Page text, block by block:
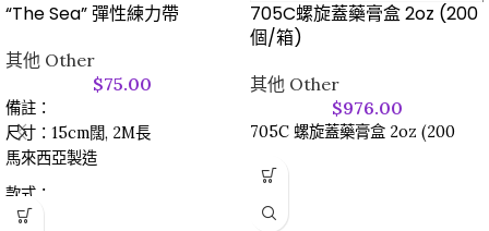
“The Sea” 彈性練力帶
其他 Other
$75.00
備註：
尺寸：15cm闊, 2M長
馬來西亞製造
款式：
0.2 Thick 厚 (Orange 橙色)
705C螺旋蓋藥膏盒 2oz (200
個/箱)
其他 Other
$976.00
705C 螺旋蓋藥膏盒 2oz (200